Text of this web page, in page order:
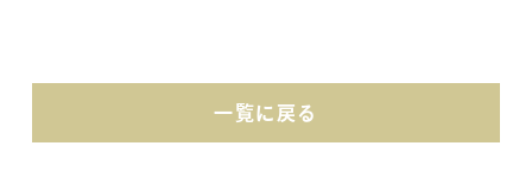
一覧に戻る